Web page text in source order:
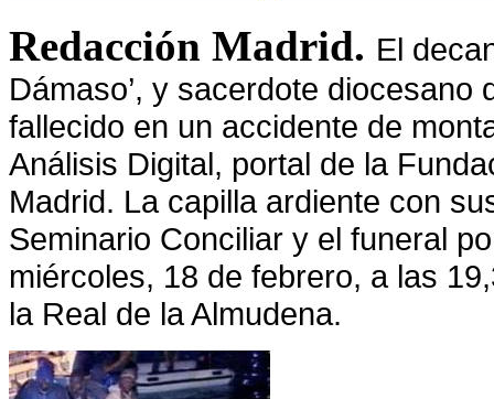
Redacción Madrid. El
Dámaso’, y sacerdote
fallecido en un accidente de
Análisis Digital, portal de la
Madrid. La capilla ardiente con
Seminario Conciliar y el funeral
miércoles, 18 de febrero, a las
la Real de la Almudena.